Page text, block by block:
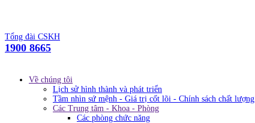
Tổng đài CSKH
1900 8665
Về chúng tôi
Lịch sử hình thành và phát triển
Tầm nhìn sứ mệnh - Giá trị cốt lõi - Chính sách chất lượng
Các Trung tâm - Khoa - Phòng
Các phòng chức năng